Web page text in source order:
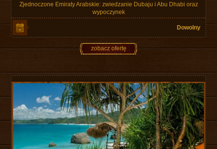
Zjednoczone Emiraty Arabskie: zwiedzanie Dubaju i Abu Dhabi oraz
wypoczynek
Dowolny
zobacz ofertę